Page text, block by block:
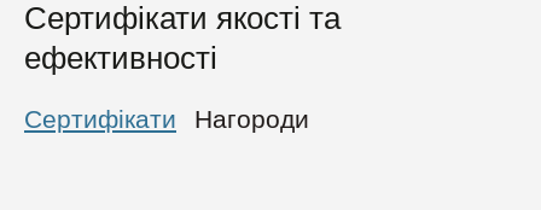
Сертифікати якості та
ефективності
Сертифікати Нагороди